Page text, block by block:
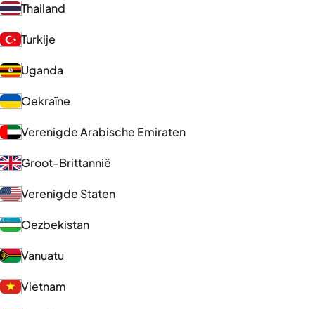
Thailand
Turkije
Uganda
Oekraïne
Verenigde Arabische Emiraten
Groot-Brittannië
Verenigde Staten
Oezbekistan
Vanuatu
Vietnam